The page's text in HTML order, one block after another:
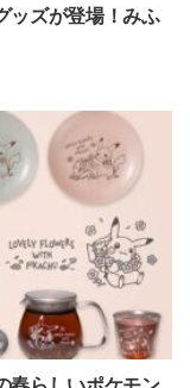
ッズが登場！みふ